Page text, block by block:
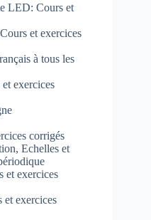
LED: Cours et
et exercices
à tous les
exercices
corrigés
Echelles et
et exercices
et exercices